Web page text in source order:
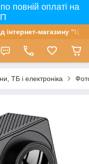
повній оплаті на
інтернет-магазину
ТБ і електроніка